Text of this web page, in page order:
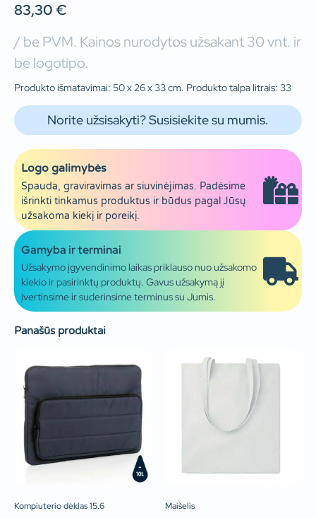
83,30€
/ be PVM. Kainos nurodytos užsakant 30 vnt. ir
be logotipo.
Produkto išmatavimai: 50 x 26 x 33 cm. Produkto talpa litrais: 33
Norite užsisakyti? Susisiekite su mumis.
Logo galimybės
Spauda, graviravimas ar siuvinėjimas. Padėsime
išrinkti tinkamus produktus ir būdus pagal Jūsų
užsakoma kiekį ir poreikį.
Gamyba ir terminai
Užsakymo įgyvendinimo laikas priklauso nuo užsakomo
kiekio ir pasirinktų produktų. Gavus užsakymą jį
įvertinsime ir suderinsime terminus su Jumis.
Panašūs produktai
Kompiuterio dėklas 15.6 Maišelis